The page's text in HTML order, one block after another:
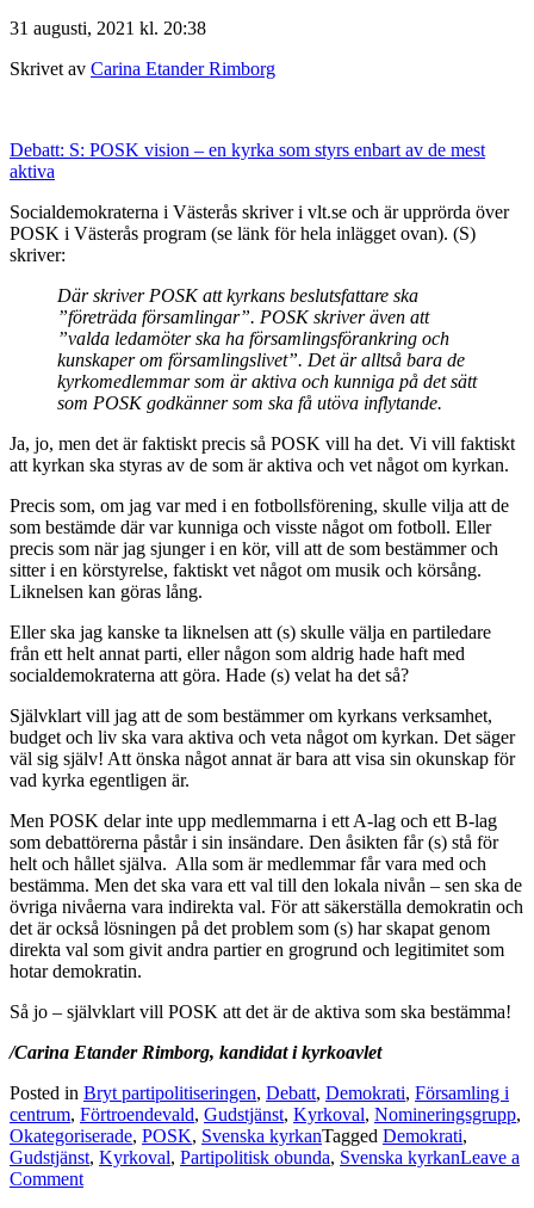
31 augusti, 2021 kl. 20:38
Skrivet av Carina Etander Rimborg
Debatt: S: POSK vision – en kyrka som styrs enbart av de mest
aktiva
Socialdemokraterna i Västerås skriver i vlt.se och är upprörda över
POSK i Västerås program (se länk för hela inlägget ovan). (S)
skriver:
Där skriver POSK att kyrkans beslutsfattare ska
”företräda församlingar”. POSK skriver även att
”valda ledamöter ska ha församlingsförankring och
kunskaper om församlingslivet”. Det är alltså bara de
kyrkomedlemmar som är aktiva och kunniga på det sätt
som POSK godkänner som ska få utöva inflytande.
Ja, jo, men det är faktiskt precis så POSK vill ha det. Vi vill faktiskt
att kyrkan ska styras av de som är aktiva och vet något om kyrkan.
Precis som, om jag var med i en fotbollsförening, skulle vilja att de
som bestämde där var kunniga och visste något om fotboll. Eller
precis som när jag sjunger i en kör, vill att de som bestämmer och
sitter i en körstyrelse, faktiskt vet något om musik och körsång.
Liknelsen kan göras lång.
Eller ska jag kanske ta liknelsen att (s) skulle välja en partiledare
från ett helt annat parti, eller någon som aldrig hade haft med
socialdemokraterna att göra. Hade (s) velat ha det så?
Självklart vill jag att de som bestämmer om kyrkans verksamhet,
budget och liv ska vara aktiva och veta något om kyrkan. Det säger
väl sig själv! Att önska något annat är bara att visa sin okunskap för
vad kyrka egentligen är.
Men POSK delar inte upp medlemmarna i ett A-lag och ett B-lag
som debattörerna påstår i sin insändare. Den åsikten får (s) stå för
helt och hållet själva. Alla som är medlemmar får vara med och
bestämma. Men det ska vara ett val till den lokala nivån – sen ska de
övriga nivåerna vara indirekta val. För att säkerställa demokratin och
det är också lösningen på det problem som (s) har skapat genom
direkta val som givit andra partier en grogrund och legitimitet som
hotar demokratin.
Så jo – självklart vill POSK att det är de aktiva som ska bestämma!
/Carina Etander Rimborg, kandidat i kyrkoavlet
Posted in Bryt partipolitiseringen, Debatt, Demokrati, Församling i
centrum, Förtroendevald, Gudstjänst, Kyrkoval, Nomineringsgrupp,
Okategoriserade, POSK, Svenska kyrkanTagged Demokrati,
Gudstjänst, Kyrkoval, Partipolitisk obunda, Svenska kyrkanLeave a
Commenton